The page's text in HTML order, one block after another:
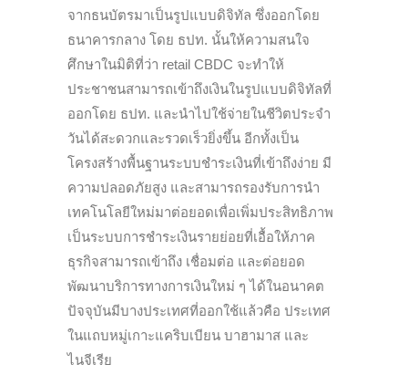
จากธนบัตรมาเป็นรูปแบบดิจิทัล ซึ่งออกโดย
ธนาคารกลาง โดย ธปท. นั้นให้ความสนใจ
ศึกษาในมิติที่ว่า retail CBDC จะทำให้
ประชาชนสามารถเข้าถึงเงินในรูปแบบดิจิทัลที่
ออกโดย ธปท. และนำไปใช้จ่ายในชีวิตประจำ
วันได้สะดวกและรวดเร็วยิ่งขึ้น อีกทั้งเป็น
โครงสร้างพื้นฐานระบบชำระเงินที่เข้าถึงง่าย มี
ความปลอดภัยสูง และสามารถรองรับการนำ
เทคโนโลยีใหม่มาต่อยอดเพื่อเพิ่มประสิทธิภาพ
เป็นระบบการชำระเงินรายย่อยที่เอื้อให้ภาค
ธุรกิจสามารถเข้าถึง เชื่อมต่อ และต่อยอด
พัฒนาบริการทางการเงินใหม่ ๆ ได้ในอนาคต
ปัจจุบันมีบางประเทศที่ออกใช้แล้วคือ ประเทศ
ในแถบหมู่เกาะแคริบเบียน บาฮามาส และ
ไนจีเรีย